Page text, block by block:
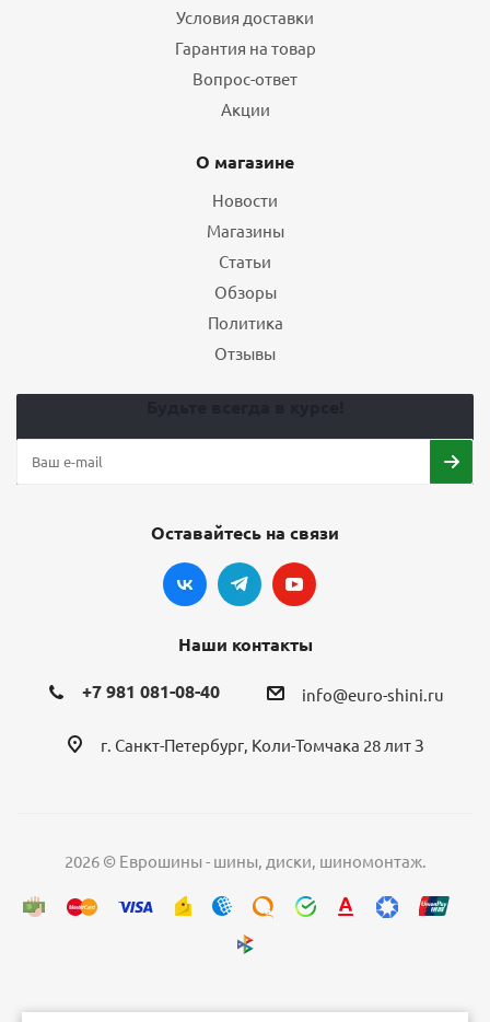
Условия доставки
Гарантия на товар
Вопрос-ответ
Акции
О магазине
Новости
Магазины
Статьи
Обзоры
Политика
Отзывы
Оставайтесь на связи
Наши контакты
+7 981 081-08-40 info@euro-shini.ru
г. Санкт-Петербург, Коли-Томчака 28 лит З
2026 © Еврошины - шины, диски, шиномонтаж.